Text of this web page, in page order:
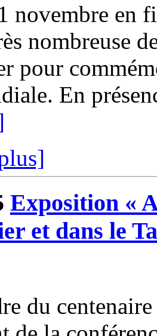
novembre en
nombreuse
pour
En
Exposition «
et dans le
du